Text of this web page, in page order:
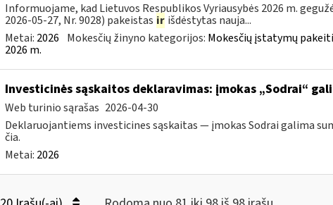
Informuojame, kad Lietuvos Respublikos Vyriausybės 2026 m.
2026-05-27, Nr. 9028) pakeistas ir išdėstytas nauja...
Metai: 2026 Mokesčių žinyno kategorijos: Mokesčių įstatymų
2026 m.
Investicinės sąskaitos deklaravimas: įmokas „Sodrai“
Web turinio sąrašas 2026-04-30
Deklaruojantiems investicines sąskaitas — įmokas Sodrai galima
čia.
Metai: 2026